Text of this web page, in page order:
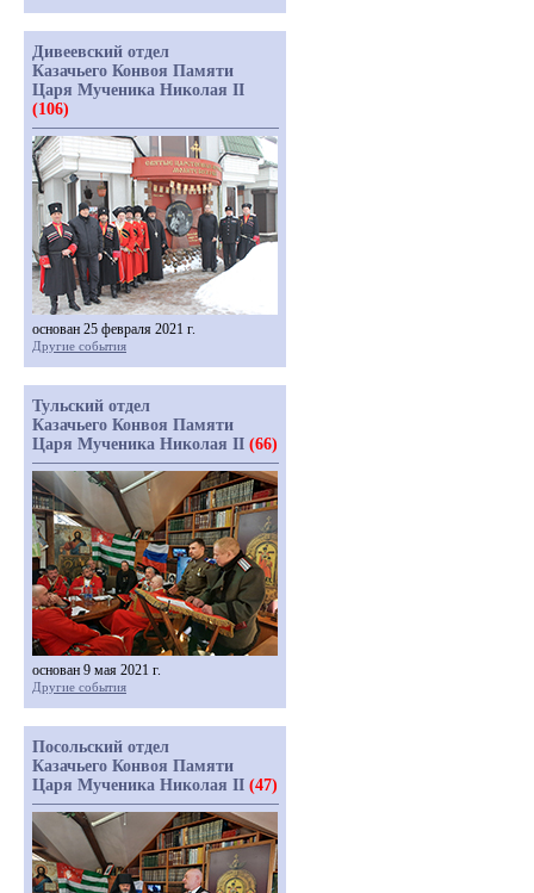
Дивеевский отдел
Казачьего Конвоя Памяти
Царя Мученика Николая II
(106)
основан 25 февраля 2021 г.
Другие события
Тульский отдел
Казачьего Конвоя Памяти
Царя Мученика Николая II (66)
основан 9 мая 2021 г.
Другие события
Посольский отдел
Казачьего Конвоя Памяти
Царя Мученика Николая II (47)